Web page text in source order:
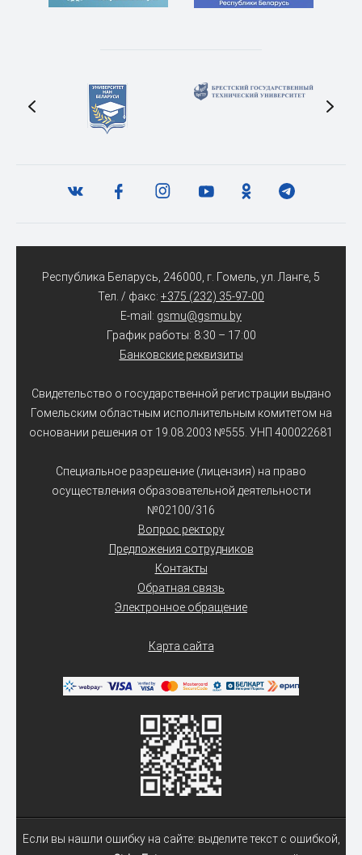
Республика Беларусь, 246000, г. Гомель, ул. Ланге, 5
Тел. / факс: +375 (232) 35-97-00
E-mail: gsmu@gsmu.by
График работы: 8:30 – 17:00
Банковские реквизиты
Свидетельство о государственной регистрации выдано
Гомельским областным исполнительным комитетом на
основании решения от 19.08.2003 №555. УНП 400022681
Специальное разрешение (лицензия) на право
осуществления образовательной деятельности
№02100/316
Вопрос ректору
Предложения сотрудников
Контакты
Обратная связь
Электронное обращение
Карта сайта
Если вы нашли ошибку на сайте: выделите текст с ошибкой,